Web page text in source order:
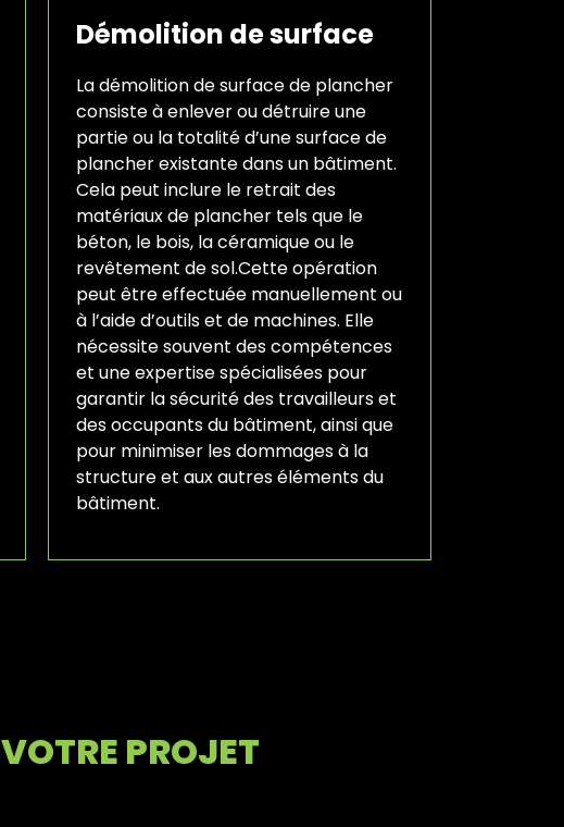
Démolition de surface
La démolition de surface de plancher
consiste à enlever ou détruire une
partie ou la totalité d’une surface de
plancher existante dans un bâtiment.
Cela peut inclure le retrait des
matériaux de plancher tels que le
béton, le bois, la céramique ou le
revêtement de sol.Cette opération
peut être effectuée manuellement ou
à l’aide d’outils et de machines. Elle
nécessite souvent des compétences
et une expertise spécialisées pour
garantir la sécurité des travailleurs et
des occupants du bâtiment, ainsi que
pour minimiser les dommages à la
structure et aux autres éléments du
bâtiment.
VOTRE PROJET